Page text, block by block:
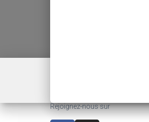
Rejoignez-nous sur